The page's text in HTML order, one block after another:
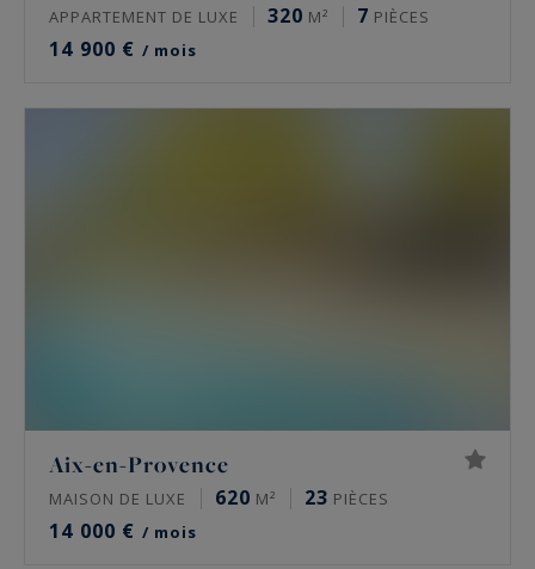
APPARTEMENT DE LUXE 320 M² 7 PIÈCES
14 900 € / mois
Aix-en-Provence
MAISON DE LUXE 620 M² 23 PIÈCES
14 000 € / mois